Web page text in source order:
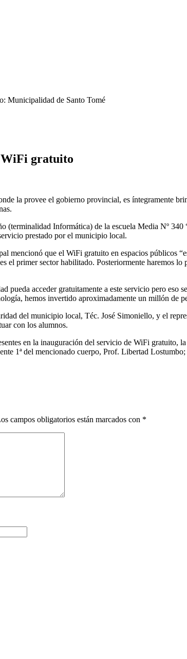
Municipalidad de Santo Tomé
WiFi gratuito
la provee el gobierno provincial, es íntegramente
(terminalidad Informática) de la escuela Media Nº
prestado por el municipio local.
mencionó que el WiFi gratuito en espacios públicos
el primer sector habilitado. Posteriormente haremos
pueda acceder gratuitamente a este servicio pero
hemos invertido aproximadamente un millón de
del municipio local, Téc. José Simoniello, y el
con los alumnos.
en la inauguración del servicio de WiFi
1ª del mencionado cuerpo, Prof. Libertad
campos obligatorios están marcados con *